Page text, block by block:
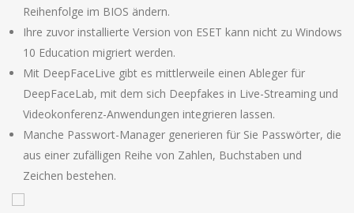
Reihenfolge im BIOS ändern.
Ihre zuvor installierte Version von ESET kann nicht zu Windows
10 Education migriert werden.
Mit DeepFaceLive gibt es mittlerweile einen Ableger für
DeepFaceLab, mit dem sich Deepfakes in Live-Streaming und
Videokonferenz-Anwendungen integrieren lassen.
Manche Passwort-Manager generieren für Sie Passwörter, die
aus einer zufälligen Reihe von Zahlen, Buchstaben und
Zeichen bestehen.